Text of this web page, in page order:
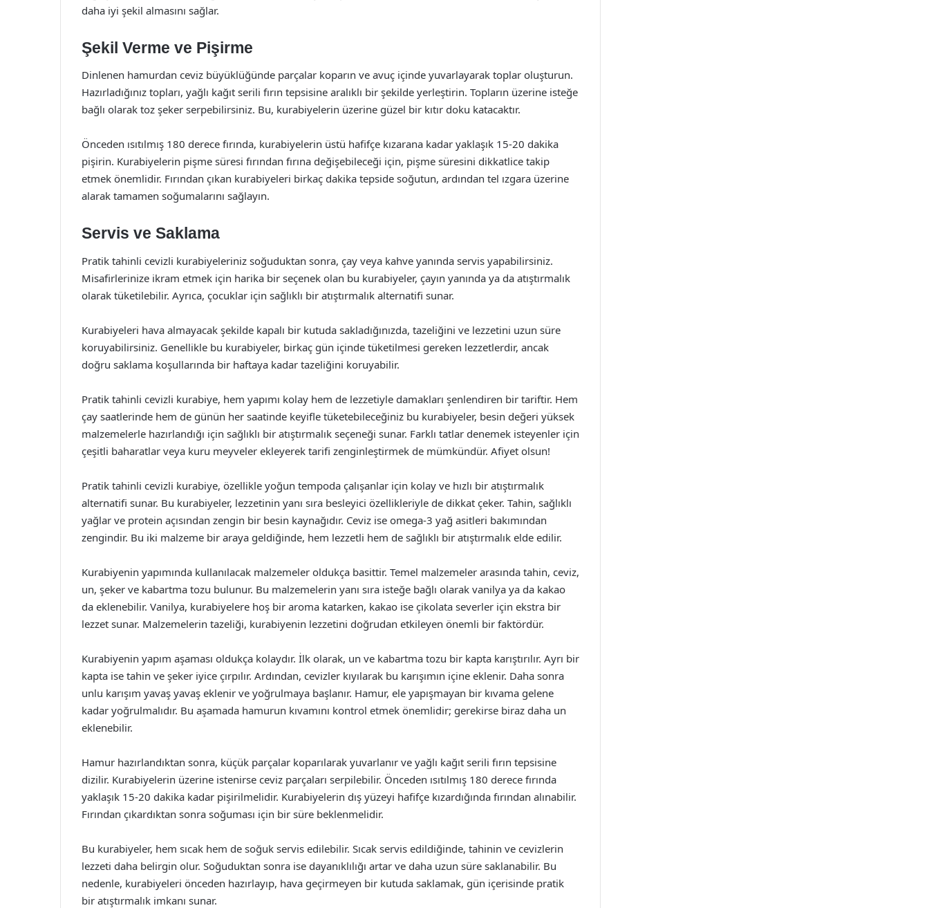
daha iyi şekil almasını sağlar.
Şekil Verme ve Pişirme
Dinlenen hamurdan ceviz büyüklüğünde parçalar koparın ve avuç içinde yuvarlayarak toplar oluşturun.
Hazırladığınız topları, yağlı kağıt serili fırın tepsisine aralıklı bir şekilde yerleştirin. Topların üzerine isteğe
bağlı olarak toz şeker serpebilirsiniz. Bu, kurabiyelerin üzerine güzel bir kıtır doku katacaktır.
Önceden ısıtılmış 180 derece fırında, kurabiyelerin üstü hafifçe kızarana kadar yaklaşık 15-20 dakika
pişirin. Kurabiyelerin pişme süresi fırından fırına değişebileceği için, pişme süresini dikkatlice takip
etmek önemlidir. Fırından çıkan kurabiyeleri birkaç dakika tepside soğutun, ardından tel ızgara üzerine
alarak tamamen soğumalarını sağlayın.
Servis ve Saklama
Pratik tahinli cevizli kurabiyeleriniz soğuduktan sonra, çay veya kahve yanında servis yapabilirsiniz.
Misafirlerinize ikram etmek için harika bir seçenek olan bu kurabiyeler, çayın yanında ya da atıştırmalık
olarak tüketilebilir. Ayrıca, çocuklar için sağlıklı bir atıştırmalık alternatifi sunar.
Kurabiyeleri hava almayacak şekilde kapalı bir kutuda sakladığınızda, tazeliğini ve lezzetini uzun süre
koruyabilirsiniz. Genellikle bu kurabiyeler, birkaç gün içinde tüketilmesi gereken lezzetlerdir, ancak
doğru saklama koşullarında bir haftaya kadar tazeliğini koruyabilir.
Pratik tahinli cevizli kurabiye, hem yapımı kolay hem de lezzetiyle damakları şenlendiren bir tariftir. Hem
çay saatlerinde hem de günün her saatinde keyifle tüketebileceğiniz bu kurabiyeler, besin değeri yüksek
malzemelerle hazırlandığı için sağlıklı bir atıştırmalık seçeneği sunar. Farklı tatlar denemek isteyenler için
çeşitli baharatlar veya kuru meyveler ekleyerek tarifi zenginleştirmek de mümkündür. Afiyet olsun!
Pratik tahinli cevizli kurabiye, özellikle yoğun tempoda çalışanlar için kolay ve hızlı bir atıştırmalık
alternatifi sunar. Bu kurabiyeler, lezzetinin yanı sıra besleyici özellikleriyle de dikkat çeker. Tahin, sağlıklı
yağlar ve protein açısından zengin bir besin kaynağıdır. Ceviz ise omega-3 yağ asitleri bakımından
zengindir. Bu iki malzeme bir araya geldiğinde, hem lezzetli hem de sağlıklı bir atıştırmalık elde edilir.
Kurabiyenin yapımında kullanılacak malzemeler oldukça basittir. Temel malzemeler arasında tahin, ceviz,
un, şeker ve kabartma tozu bulunur. Bu malzemelerin yanı sıra isteğe bağlı olarak vanilya ya da kakao
da eklenebilir. Vanilya, kurabiyelere hoş bir aroma katarken, kakao ise çikolata severler için ekstra bir
lezzet sunar. Malzemelerin tazeliği, kurabiyenin lezzetini doğrudan etkileyen önemli bir faktördür.
Kurabiyenin yapım aşaması oldukça kolaydır. İlk olarak, un ve kabartma tozu bir kapta karıştırılır. Ayrı bir
kapta ise tahin ve şeker iyice çırpılır. Ardından, cevizler kıyılarak bu karışımın içine eklenir. Daha sonra
unlu karışım yavaş yavaş eklenir ve yoğrulmaya başlanır. Hamur, ele yapışmayan bir kıvama gelene
kadar yoğrulmalıdır. Bu aşamada hamurun kıvamını kontrol etmek önemlidir; gerekirse biraz daha un
eklenebilir.
Hamur hazırlandıktan sonra, küçük parçalar koparılarak yuvarlanır ve yağlı kağıt serili fırın tepsisine
dizilir. Kurabiyelerin üzerine istenirse ceviz parçaları serpilebilir. Önceden ısıtılmış 180 derece fırında
yaklaşık 15-20 dakika kadar pişirilmelidir. Kurabiyelerin dış yüzeyi hafifçe kızardığında fırından alınabilir.
Fırından çıkardıktan sonra soğuması için bir süre beklenmelidir.
Bu kurabiyeler, hem sıcak hem de soğuk servis edilebilir. Sıcak servis edildiğinde, tahinin ve cevizlerin
lezzeti daha belirgin olur. Soğuduktan sonra ise dayanıklılığı artar ve daha uzun süre saklanabilir. Bu
nedenle, kurabiyeleri önceden hazırlayıp, hava geçirmeyen bir kutuda saklamak, gün içerisinde pratik
bir atıştırmalık imkanı sunar.